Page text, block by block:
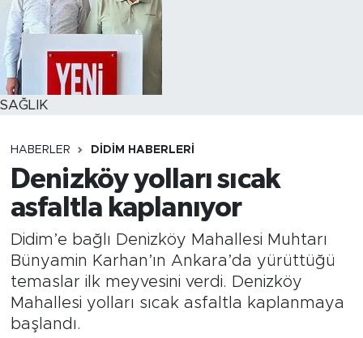
SAĞLIK
HABERLER DIDIM HABERLERI
Denizköy yolları sıcak
asfaltla kaplanıyor
Didim’e bağlı Denizköy Mahallesi Muhtarı
Bünyamin Karhan’ın Ankara’da yürüttüğü
temaslar ilk meyvesini verdi. Denizköy
Mahallesi yolları sıcak asfaltla kaplanmaya
başlandı.